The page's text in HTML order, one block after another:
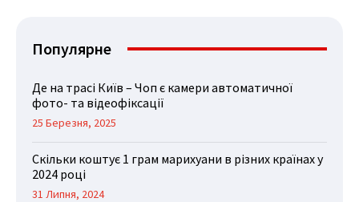
Популярне
Де на трасі Київ – Чоп є камери автоматичної
фото- та відеофіксації
25 Березня, 2025
Скільки коштує 1 грам марихуани в різних країнах у
2024 році
31 Липня, 2024